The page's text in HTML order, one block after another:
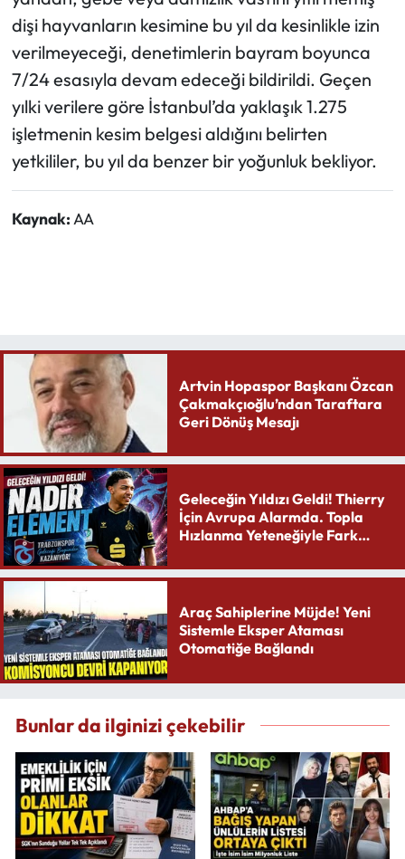
dişi hayvanların kesimine bu yıl da kesinlikle izin
verilmeyeceği, denetimlerin bayram boyunca
7/24 esasıyla devam edeceği bildirildi. Geçen
yılki verilere göre İstanbul’da yaklaşık 1.275
işletmenin kesim belgesi aldığını belirten
yetkililer, bu yıl da benzer bir yoğunluk bekliyor.
Kaynak:AA
Artvin Hopaspor Başkanı Özcan
Çakmakçıoğlu’ndan Taraftara
Geri Dönüş Mesajı
Geleceğin Yıldızı Geldi! Thierry
İçin Avrupa Alarmda. Topla
Hızlanma Yeteneğiyle Fark
Araç Sahiplerine Müjde! Yeni
Sistemle Eksper Ataması
Otomatiğe Bağlandı
Bunlar da ilginizi çekebilir